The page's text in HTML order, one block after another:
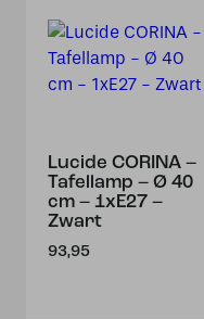
Lucide CORINA –
Tafellamp – Ø 40
cm – 1xE27 –
Zwart
93,95